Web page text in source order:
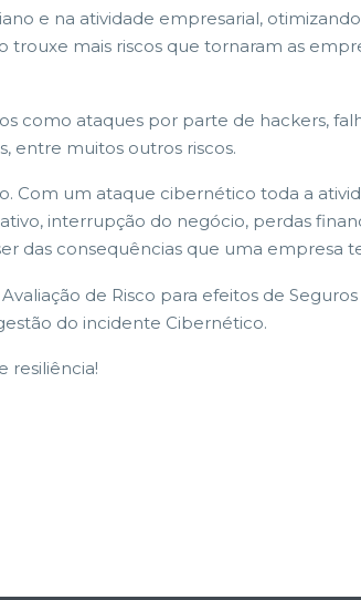
e na atividade empresarial,
mais riscos que tornaram as
como ataques por parte de hackers,
entre muitos outros riscos.
Com um ataque cibernético toda a
interrupção do negócio, perdas
das consequências que uma empresa
de Risco para efeitos de
do incidente Cibernético.
resiliência!